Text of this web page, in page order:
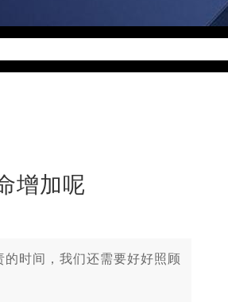
室（需提前预约）
务中心（需提前预约）
增加呢
时间，我们还需要好好照顾